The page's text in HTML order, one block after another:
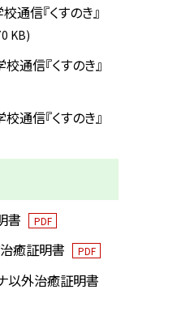
信『くすのき』
KB)
通信『くすのき』
通信『くすのき』
書 PDF
癒証明書 PDF
以外治癒証明書